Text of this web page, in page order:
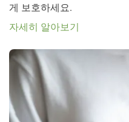
게 보호하세요.
자세히 알아보기